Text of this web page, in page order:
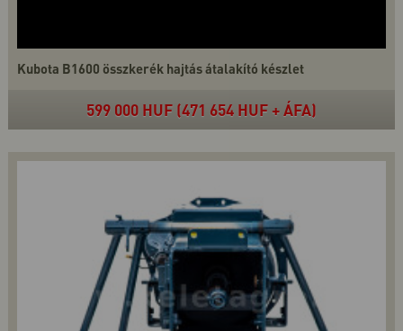
Kubota B1600 összkerék hajtás átalakító készlet
599 000 HUF (471 654 HUF + ÁFA)